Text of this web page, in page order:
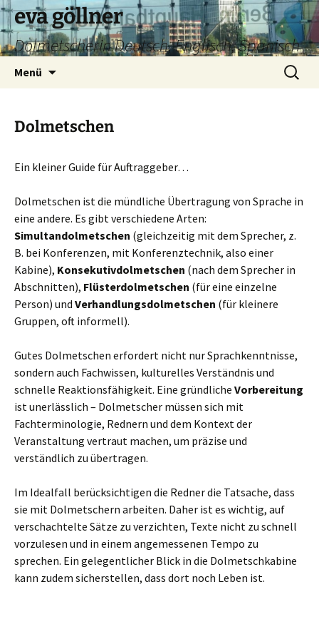
eva göllner
Dolmetscherin Deutsch, Englisch, Spanisch
Menü
Suchen
nach:
Dolmetschen
Ein kleiner Guide für Auftraggeber…
Dolmetschen ist die mündliche Übertragung von Sprache in
eine andere. Es gibt verschiedene Arten:
Simultandolmetschen (gleichzeitig mit dem Sprecher, z.
B. bei Konferenzen, mit Konferenztechnik, also einer
Kabine), Konsekutivdolmetschen (nach dem Sprecher in
Abschnitten), Flüsterdolmetschen (für eine einzelne
Person) und Verhandlungsdolmetschen (für kleinere
Gruppen, oft informell).
Gutes Dolmetschen erfordert nicht nur Sprachkenntnisse,
sondern auch Fachwissen, kulturelles Verständnis und
schnelle Reaktionsfähigkeit. Eine gründliche Vorbereitung
ist unerlässlich – Dolmetscher müssen sich mit
Fachterminologie, Rednern und dem Kontext der
Veranstaltung vertraut machen, um präzise und
verständlich zu übertragen.
Im Idealfall berücksichtigen die Redner die Tatsache, dass
sie mit Dolmetschern arbeiten. Daher ist es wichtig, auf
verschachtelte Sätze zu verzichten, Texte nicht zu schnell
vorzulesen und in einem angemessenen Tempo zu
sprechen. Ein gelegentlicher Blick in die Dolmetschkabine
kann zudem sicherstellen, dass dort noch Leben ist.